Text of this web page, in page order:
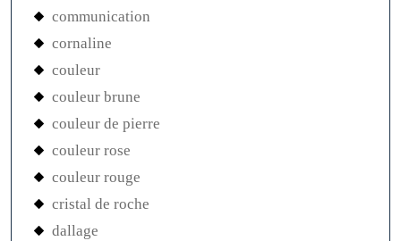
communication
cornaline
couleur
couleur brune
couleur de pierre
couleur rose
couleur rouge
cristal de roche
dallage